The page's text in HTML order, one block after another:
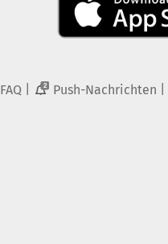
FAQ 2 Push-Nachrichten